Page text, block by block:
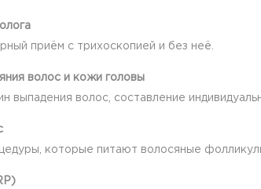
приём с трихоскопией и без неё.
волос и кожи головы
выпадения волос, составление
которые питают волосяные